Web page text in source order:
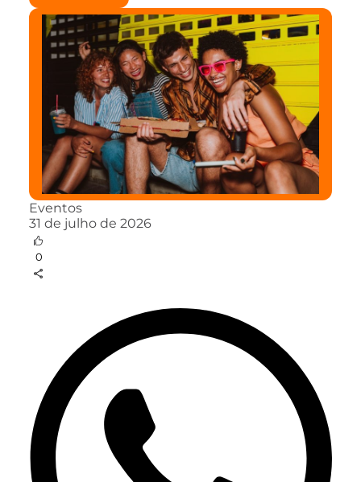
Eventos
31 de julho de 2026
0